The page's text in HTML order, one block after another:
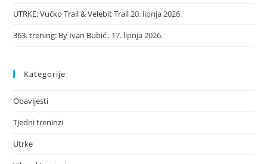
UTRKE: Vučko Trail & Velebit Trail20. lipnja 2026.
363. trening: By Ivan Bubić.. 17. lipnja 2026.
Kategorije
Obavijesti
Tjedni treninzi
Utrke